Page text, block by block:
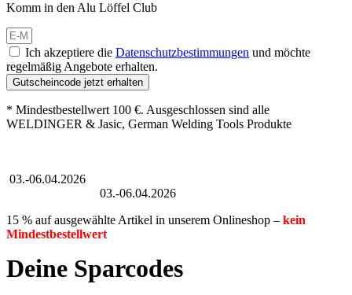
Komm in den Alu Löffel Club
Ich akzeptiere die Datenschutzbestimmungen und möchte
regelmäßig Angebote erhalten.
Gutscheincode jetzt erhalten
* Mindestbestellwert 100 €. Ausgeschlossen sind alle
WELDINGER & Jasic, German Welding Tools Produkte
03.-06.04.2026
03.-06.04.2026
15 % auf ausgewählte Artikel in unserem Onlineshop – kein
Mindestbestellwert
Deine Sparcodes